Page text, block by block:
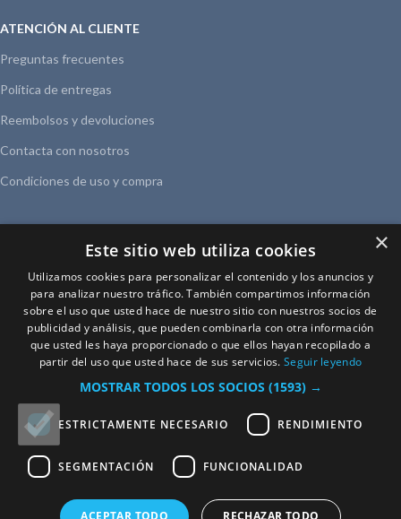
ATENCIÓN AL CLIENTE
Preguntas frecuentes
Política de entregas
Reembolsos y devoluciones
Contacta con nosotros
Condiciones de uso y compra
ACERCA DE
Sobre nosotros
Aviso legal
Política de privacidad
© Petite Maisonnette 2024
×
Este sitio web utiliza cookies
Utilizamos cookies para personalizar el contenido y los anuncios y
para analizar nuestro tráfico. También compartimos información
sobre el uso que usted hace de nuestro sitio con nuestros socios de
publicidad y análisis, que pueden combinarla con otra información
que usted les haya proporcionado o que ellos hayan recopilado a
partir del uso que usted hace de sus servicios.Seguir leyendo
MOSTRAR TODOS LOS SOCIOS (1593) →
ESTRICTAMENTE NECESARIO RENDIMIENTO
SEGMENTACIÓN FUNCIONALIDAD
ACEPTAR TODO RECHAZAR TODO